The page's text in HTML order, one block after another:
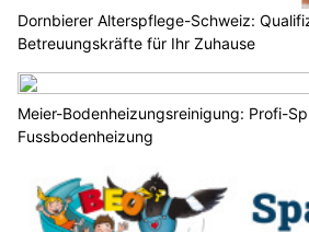
Dornbierer Alterspflege-Schweiz:
Betreuungskräfte für Ihr Zuhause
Meier-Bodenheizungsreinigung: Profi-
Fussbodenheizung